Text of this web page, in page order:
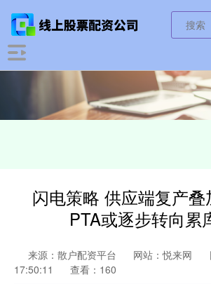
闪电策略 供应端复产叠
PTA或逐步转向累
来源：散户配资平台 网站：悦来网
17:50:11
查看：160